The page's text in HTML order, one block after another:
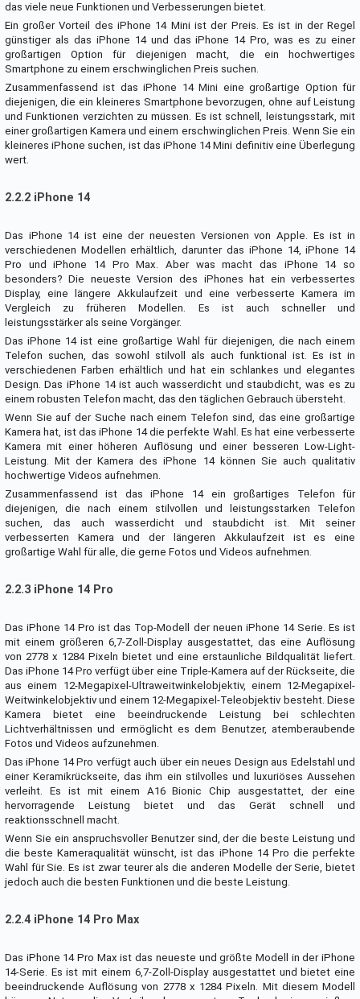
das viele neue Funktionen und Verbesserungen bietet.
Ein großer Vorteil des iPhone 14 Mini ist der Preis. Es ist in der Regel
günstiger als das iPhone 14 und das iPhone 14 Pro, was es zu einer
großartigen Option für diejenigen macht, die ein hochwertiges
Smartphone zu einem erschwinglichen Preis suchen.
Zusammenfassend ist das iPhone 14 Mini eine großartige Option für
diejenigen, die ein kleineres Smartphone bevorzugen, ohne auf Leistung
und Funktionen verzichten zu müssen. Es ist schnell, leistungsstark, mit
einer großartigen Kamera und einem erschwinglichen Preis. Wenn Sie ein
kleineres iPhone suchen, ist das iPhone 14 Mini definitiv eine Überlegung
wert.
2.2.2 iPhone 14
Das iPhone 14 ist eine der neuesten Versionen von Apple. Es ist in
verschiedenen Modellen erhältlich, darunter das iPhone 14, iPhone 14
Pro und iPhone 14 Pro Max. Aber was macht das iPhone 14 so
besonders? Die neueste Version des iPhones hat ein verbessertes
Display, eine längere Akkulaufzeit und eine verbesserte Kamera im
Vergleich zu früheren Modellen. Es ist auch schneller und
leistungsstärker als seine Vorgänger.
Das iPhone 14 ist eine großartige Wahl für diejenigen, die nach einem
Telefon suchen, das sowohl stilvoll als auch funktional ist. Es ist in
verschiedenen Farben erhältlich und hat ein schlankes und elegantes
Design. Das iPhone 14 ist auch wasserdicht und staubdicht, was es zu
einem robusten Telefon macht, das den täglichen Gebrauch übersteht.
Wenn Sie auf der Suche nach einem Telefon sind, das eine großartige
Kamera hat, ist das iPhone 14 die perfekte Wahl. Es hat eine verbesserte
Kamera mit einer höheren Auflösung und einer besseren Low-Light-
Leistung. Mit der Kamera des iPhone 14 können Sie auch qualitativ
hochwertige Videos aufnehmen.
Zusammenfassend ist das iPhone 14 ein großartiges Telefon für
diejenigen, die nach einem stilvollen und leistungsstarken Telefon
suchen, das auch wasserdicht und staubdicht ist. Mit seiner
verbesserten Kamera und der längeren Akkulaufzeit ist es eine
großartige Wahl für alle, die gerne Fotos und Videos aufnehmen.
2.2.3 iPhone 14 Pro
Das iPhone 14 Pro ist das Top-Modell der neuen iPhone 14 Serie. Es ist
mit einem größeren 6,7-Zoll-Display ausgestattet, das eine Auflösung
von 2778 x 1284 Pixeln bietet und eine erstaunliche Bildqualität liefert.
Das iPhone 14 Pro verfügt über eine Triple-Kamera auf der Rückseite, die
aus einem 12-Megapixel-Ultraweitwinkelobjektiv, einem 12-Megapixel-
Weitwinkelobjektiv und einem 12-Megapixel-Teleobjektiv besteht. Diese
Kamera bietet eine beeindruckende Leistung bei schlechten
Lichtverhältnissen und ermöglicht es dem Benutzer, atemberaubende
Fotos und Videos aufzunehmen.
Das iPhone 14 Pro verfügt auch über ein neues Design aus Edelstahl und
einer Keramikrückseite, das ihm ein stilvolles und luxuriöses Aussehen
verleiht. Es ist mit einem A16 Bionic Chip ausgestattet, der eine
hervorragende Leistung bietet und das Gerät schnell und
reaktionsschnell macht.
Wenn Sie ein anspruchsvoller Benutzer sind, der die beste Leistung und
die beste Kameraqualität wünscht, ist das iPhone 14 Pro die perfekte
Wahl für Sie. Es ist zwar teurer als die anderen Modelle der Serie, bietet
jedoch auch die besten Funktionen und die beste Leistung.
2.2.4 iPhone 14 Pro Max
Das iPhone 14 Pro Max ist das neueste und größte Modell in der iPhone
14-Serie. Es ist mit einem 6,7-Zoll-Display ausgestattet und bietet eine
beeindruckende Auflösung von 2778 x 1284 Pixeln. Mit diesem Modell